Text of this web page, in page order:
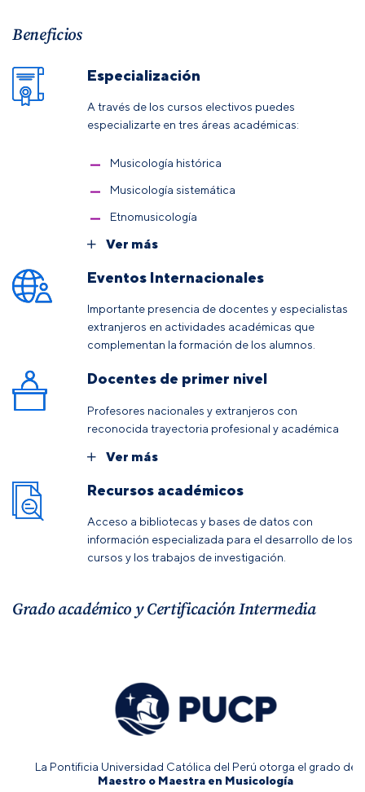
Beneficios
Especialización
A través de los cursos electivos puedes
especializarte en tres áreas académicas:
Musicología histórica
Musicología sistemática
Etnomusicología
Ver más
Eventos Internacionales
Importante presencia de docentes y especialistas
extranjeros en actividades académicas que
complementan la formación de los alumnos.
Docentes de primer nivel
Profesores nacionales y extranjeros con
reconocida trayectoria profesional y académica
Ver más
Recursos académicos
Acceso a bibliotecas y bases de datos con
información especializada para el desarrollo de los
cursos y los trabajos de investigación.
Grado académico y Certificación Intermedia
La Pontificia Universidad Católica del Perú otorga el grado de
Maestro o Maestra en Musicología